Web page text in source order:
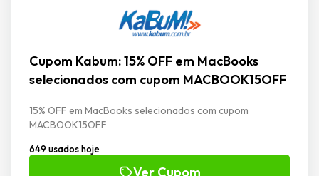
Cupom Kabum: 15% OFF em MacBooks
selecionados com cupom MACBOOK15OFF
15% OFF em MacBooks selecionados com cupom
MACBOOK15OFF
649 usados hoje
Ver Cupom